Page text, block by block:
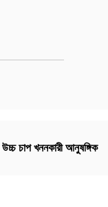
উচ্চ চাপ খননকারী আনুষঙ্গিক